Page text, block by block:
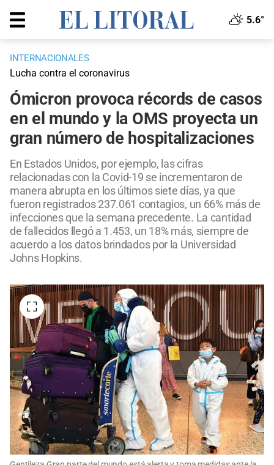
5.6°
INTERNACIONALES
Lucha contra el coronavirus
Ómicron provoca récords de casos
en el mundo y la OMS proyecta un
gran número de hospitalizaciones
En Estados Unidos, por ejemplo, las cifras
relacionadas con la Covid-19 se incrementaron de
manera abrupta en los últimos siete días, ya que
fueron registrados 237.061 contagios, un 66% más de
infecciones que la semana precedente. La cantidad
de fallecidos llegó a 1.453, un 18% más, siempre de
acuerdo a los datos brindados por la Universidad
Johns Hopkins.